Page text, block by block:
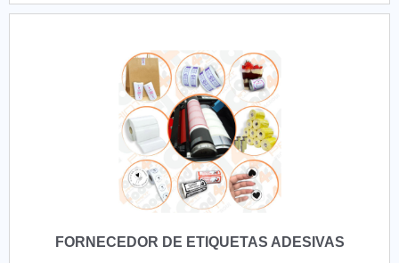
de a empresa possuir escritório de alta qualidade onde são
Tudo isso, somado a uma equipe com colaboradores
proativos e profissionais com vasta experiência na área,
garante o sucesso de cada cliente de ponta a ponta..
em Adesivos. Disponibilizando para os clientes adesivo de
a melhor opção para o cliente final.Ainda focando na
qualidade em etiqueta auto adesiva personalizada, sempre
deve-se buscar uma empresa que tenha produtos e
serviços com ótima qualidade e precisão, detalhes que
passam despercebidos e podem gerar prejuízo futuros para
os clientes.É importante lembrar que o produto deve
sempre ser adquirido com empresas especializadas no
segmento. Esse tipo de cuidado ajuda a garantir a
qualidade e durabilidade dos materiais, além de evitar
não cumprem com suas funções adequadamente. Assim, é
FORNECEDOR DE ETIQUETAS ADESIVAS